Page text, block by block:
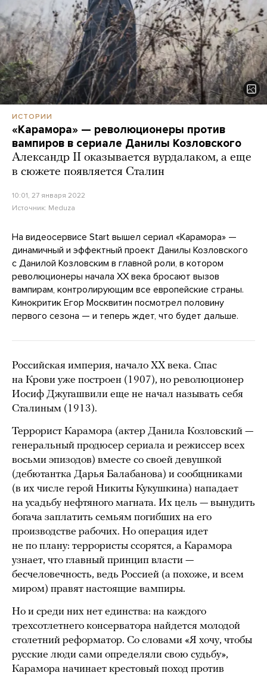
ИСТОРИИ
«Карамора» — революционеры против
вампиров в сериале Данилы Козловского
Александр II оказывается вурдалаком, а еще
в сюжете появляется Сталин
10:01, 27 января 2022
Источник: Meduza
На видеосервисе Start вышел сериал «Карамора» —
динамичный и эффектный проект Данилы Козловского
с Данилой Козловским в главной роли, в котором
революционеры начала XX века бросают вызов
вампирам, контролирующим все европейские страны.
Кинокритик Егор Москвитин посмотрел половину
первого сезона — и теперь ждет, что будет дальше.
Российская империя, начало XX века. Спас
на Крови уже построен (1907), но революционер
Иосиф Джугашвили еще не начал называть себя
Сталиным (1913).
Террорист Карамора (актер Данила Козловский —
генеральный продюсер сериала и режиссер всех
восьми эпизодов) вместе со своей девушкой
(дебютантка Дарья Балабанова) и сообщниками
(в их числе герой Никиты Кукушкина) нападает
на усадьбу нефтяного магната. Их цель — вынудить
богача заплатить семьям погибших на его
производстве рабочих. Но операция идет
не по плану: террористы ссорятся, а Карамора
узнает, что главный принцип власти —
бесчеловечность, ведь Россией (а похоже, и всем
миром) правят настоящие вампиры.
Но и среди них нет единства: на каждого
трехсотлетнего консерватора найдется молодой
столетний реформатор. Со словами «Я хочу, чтобы
русские люди сами определяли свою судьбу»,
Карамора начинает крестовый поход против